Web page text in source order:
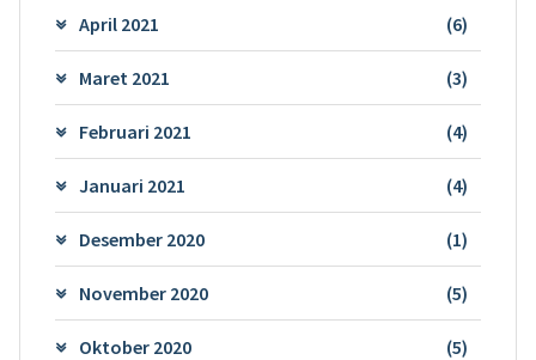
April 2021 (6)
Maret 2021 (3)
Februari 2021 (4)
Januari 2021 (4)
Desember 2020 (1)
November 2020 (5)
Oktober 2020 (5)